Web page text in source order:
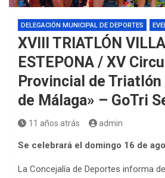
DELEGACIÓN MUNICIPAL DE DEPORTES
XVIII TRIATLÓN
ESTEPONA / XV
Provincial de
de Málaga» – GoTri
11 años atrás admin
Se celebrará el domingo 16 de
La Concejalía de Deportes informa